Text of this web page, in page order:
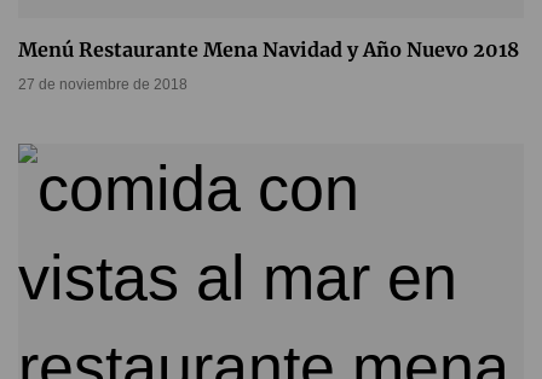
Menú Restaurante Mena Navidad y Año Nuevo 2018
27 de noviembre de 2018